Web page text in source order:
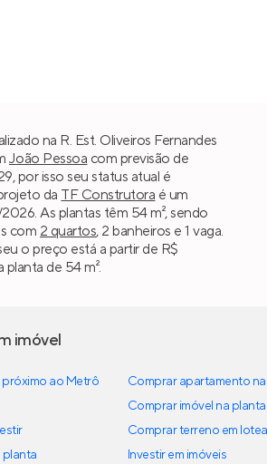
na R. Est. Oliveiros Fernandes
João Pessoa com previsão de
por isso seu status atual é
da TF Construtora é um
As plantas têm 54 m², sendo
com 2 quartos, 2 banheiros e 1 vaga.
o preço está a partir de R$
de 54 m².
imóvel
ao Metrô
planta
Comprar apartamento
Comprar imóvel na planta
Comprar terreno em
Investir em imóveis